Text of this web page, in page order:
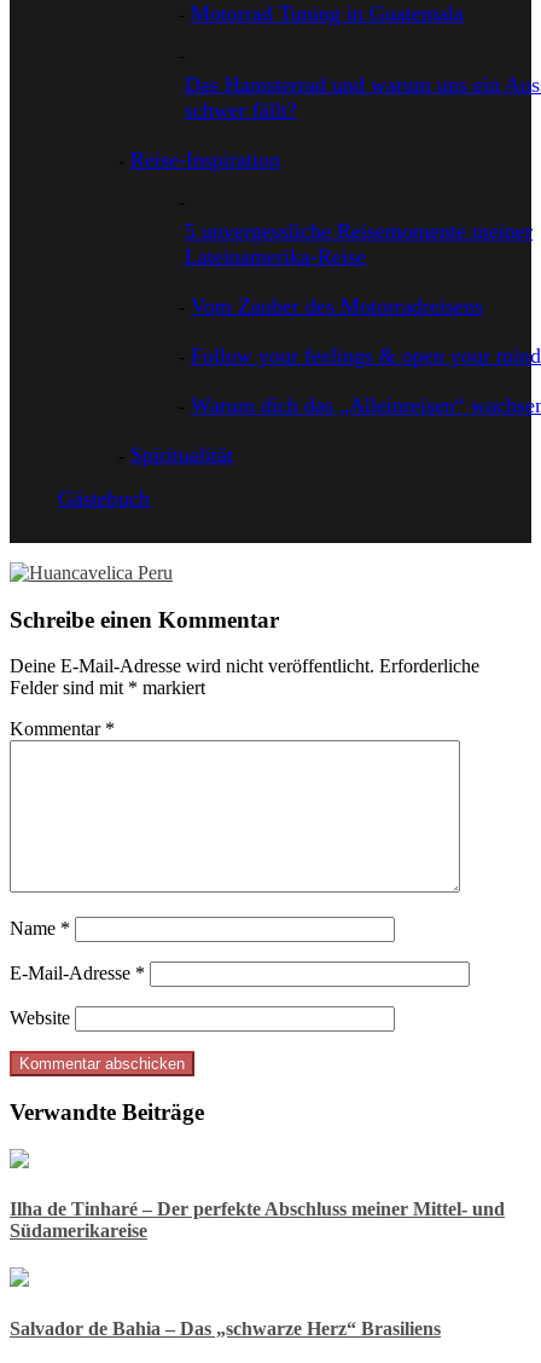
Motorrad Tuning in Guatemala
Das Hamsterrad und warum uns ein
schwer fällt?
Reise-Inspiration
5 unvergessliche Reisemomente meiner
Lateinamerika-Reise
Vom Zauber des Motorradreisens
Follow your feelings & open your
Warum dich das „Alleinreisen“
Spiritualität
Gästebuch
Schreibe einen Kommentar
Deine E-Mail-Adresse wird nicht veröffentlicht. Erforderliche
Felder sind mit * markiert
Kommentar *
Name *
E-Mail-Adresse *
Website
Verwandte Beiträge
Ilha de Tinharé – Der perfekte Abschluss meiner Mittel- und
Südamerikareise
Salvador de Bahia – Das „schwarze Herz“ Brasiliens